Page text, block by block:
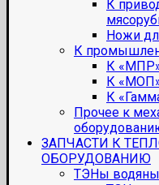
К
Ножи
К
К
К
К
Прочее к
ЗАПЧАСТИ К
ОБОРУДОВАНИЮ
ТЭНы